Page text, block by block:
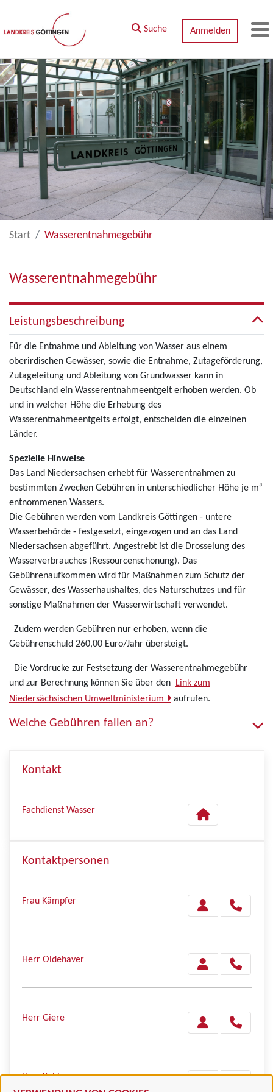
Zum Hauptinhalt springen
Suche Anmelden
Start Wasserentnahmegebühr
Wasserentnahmegebühr
Leistungsbeschreibung
Für die Entnahme und Ableitung von Wasser aus einem
oberirdischen Gewässer, sowie die Entnahme, Zutageförderung,
Zutageleitung und Ableitung von Grundwasser kann in
Deutschland ein Wasserentnahmeentgelt erhoben werden. Ob
und in welcher Höhe die Erhebung des
Wasserentnahmeentgelts erfolgt, entscheiden die einzelnen
Länder.
Spezielle Hinweise
Das Land Niedersachsen erhebt für Wasserentnahmen zu
bestimmten Zwecken Gebühren in unterschiedlicher Höhe je m³
entnommenen Wassers.
Die Gebühren werden vom Landkreis Göttingen - untere
Wasserbehörde - festgesetzt, eingezogen und an das Land
Niedersachsen abgeführt. Angestrebt ist die Drosselung des
Wasserverbrauches (Ressourcenschonung). Das
Gebührenaufkommen wird für Maßnahmen zum Schutz der
Gewässer, des Wasserhaushaltes, des Naturschutzes und für
sonstige Maßnahmen der Wasserwirtschaft verwendet.
Zudem werden Gebühren nur erhoben, wenn die
Gebührenschuld 260,00 Euro/Jahr übersteigt.
Die Vordrucke zur Festsetzung der Wasserentnahmegebühr
und zur Berechnung können Sie über den
Link zum
Niedersächsischen Umweltministerium
aufrufen.
Welche Gebühren fallen an?
Kontakt
Fachdienst Wasser
Kontaktpersonen
Frau Kämpfer
Herr Oldehaver
Herr Giere
Herr Kohlmann